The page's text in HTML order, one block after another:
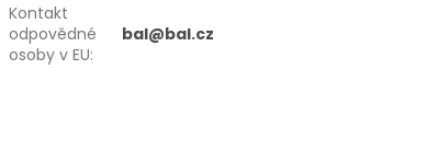
Kontakt
odpovědné
osoby v EU:
bal@bal.cz